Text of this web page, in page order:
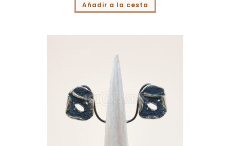
Añadir a la cesta